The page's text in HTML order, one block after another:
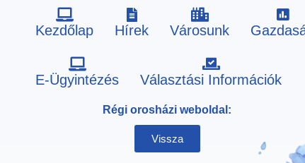
Kezdőlap Hírek Városunk
E-Ügyintézés Választási Információk
Régi orosházi weboldal:
Vissza